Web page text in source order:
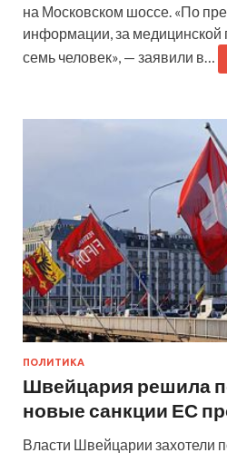
на Московском шоссе. «По
информации, за
семь человек», — заявили в…
ПОЛИТИКА
Швейцария решила
новые санкции ЕС
Власти Швейцарии захотели